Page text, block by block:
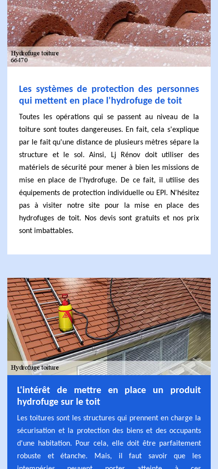
Les systèmes de protection des personnes
qui mettent en place l'hydrofuge de toit
Toutes les opérations qui se passent au niveau de la
toiture sont toutes dangereuses. En fait, cela s'explique
par le fait qu'une distance de plusieurs mètres sépare la
structure et le sol. Ainsi, Lj Rénov doit utiliser des
matériels de sécurité pour mener à bien les missions de
mise en place de l'hydrofuge. De ce fait, il utilise des
équipements de protection individuelle ou EPI. N'hésitez
pas à visiter notre site pour la mise en place des
hydrofuges de toit. Nos devis sont gratuits et nos prix
sont imbattables.
L'intérêt de mettre en place un produit
hydrofuge sur le toit
Les toitures sont les structures qui prennent en charge la
sécurisation et la protection des biens et des occupants
d'une habitation. Pour cela, elle doit être parfaitement
robuste et étanche. Mais, il faut savoir que les